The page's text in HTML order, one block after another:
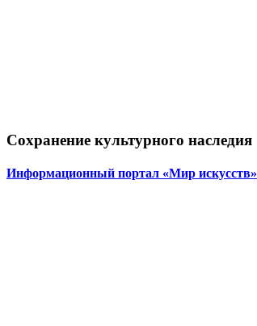
Сохранение культурного наследия
Информационный портал «Мир искусств»